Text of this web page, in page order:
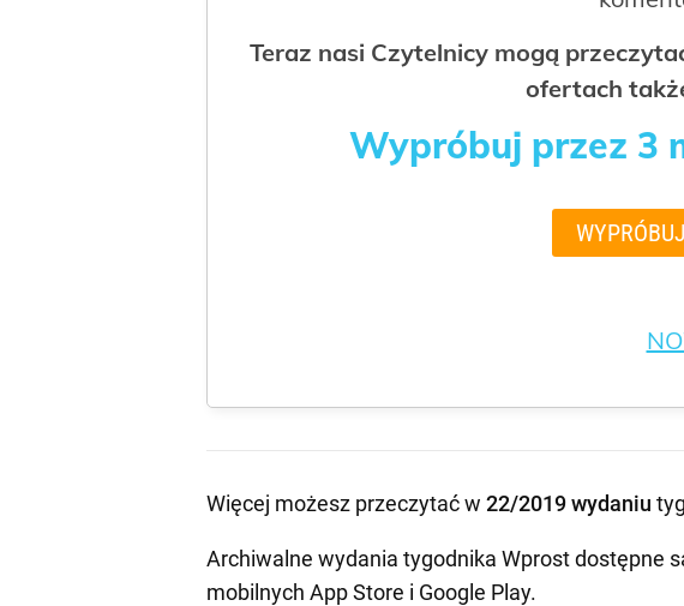
Teraz nasi Czytelnicy mogą
ofertach
Wypróbuj przez 3
Więcej możesz przeczytać w 22/2019 wydaniu
Archiwalne wydania tygodnika Wprost dostępne
mobilnych App Store i Google Play.